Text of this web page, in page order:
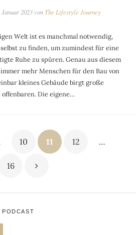
Januar 2023 von The Lifestyle Journey
Welt ist es manchmal notwendig,
zu finden, um zumindest für eine
Ruhe zu spüren. Genau aus diesem
mehr Menschen für den Bau von
kleines Gebäude birgt große
Die eigene…
10 11 12 …
16